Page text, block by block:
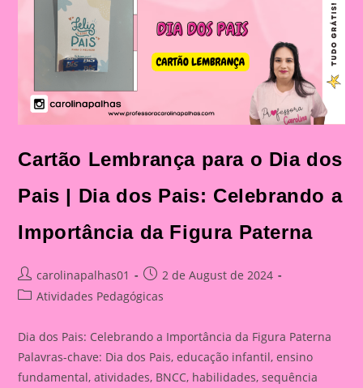
Na
Educação
Infantil
Fundamental
Cartão Lembrança para o Dia dos
Pais | Dia dos Pais: Celebrando a
Importância da Figura Paterna
Post
author:
carolinapalhas01
Post
published:
2 de August de 2024
PostAtividades Pedagógicas
Dia dos Pais: Celebrando a Importância da Figura Paterna
Palavras-chave: Dia dos Pais, educação infantil, ensino
fundamental, atividades, BNCC, habilidades, sequência